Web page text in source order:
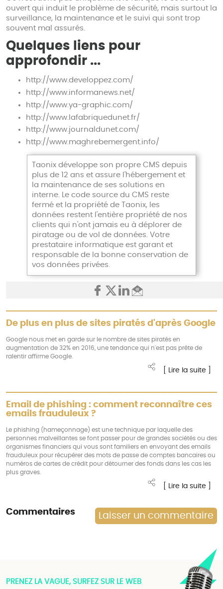
ouvert qui induit le problème de sécurité, mais surtout la
surveillance, la maintenance et le suivi qui sont trop
souvent mal assurés.
Quelques liens pour
approfondir ...
http://www.developpez.com/
http://www.informanews.net/
http://www.ya-graphic.com/
http://www.lafabriquedunet.fr/
http://www.journaldunet.com/
http://www.maghrebemergent.info/
Taonix développe son propre CMS depuis
plus de 12 ans et assure l'hébergement et
la maintenance de ses solutions en
interne. Le code source du CMS reste
fermé et la propriété de Taonix, les
données restent l'entière propriété de nos
clients qui n'ont jamais eu à déplorer de
piratage ou de vol de données. Votre
prestataire informatique est garant et
responsable de la bonne conservation de
vos données privées.
De plus en plus de sites piratés d'après Google
Google nous met en garde sur le nombre de sites piratés en
augmentation de 32% en 2016, une tendance qui n'est pas prête de
ralentir affirme Google.
[ Lire la suite ]
Email de phishing : comment reconnaître ces
emails frauduleux ?
Le phishing (hameçonnage) est une technique par laquelle des
personnes malveillantes se font passer pour de grandes sociétés ou des
organismes financiers qui vous sont familiers en envoyant des emails
frauduleux pour récupérer des mots de passe de comptes bancaires ou
numéros de cartes de crédit pour détourner des fonds dans les cas les
plus graves.
[ Lire la suite ]
Laisser un commentaire
Commentaires
PRENEZ LA VAGUE, SURFEZ SUR LE WEB